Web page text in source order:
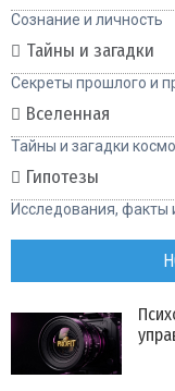
Сознание и личность
Тайны и загадки
Секреты прошлого и
Вселенная
Тайны и загадки
Гипотезы
Исследования, факты